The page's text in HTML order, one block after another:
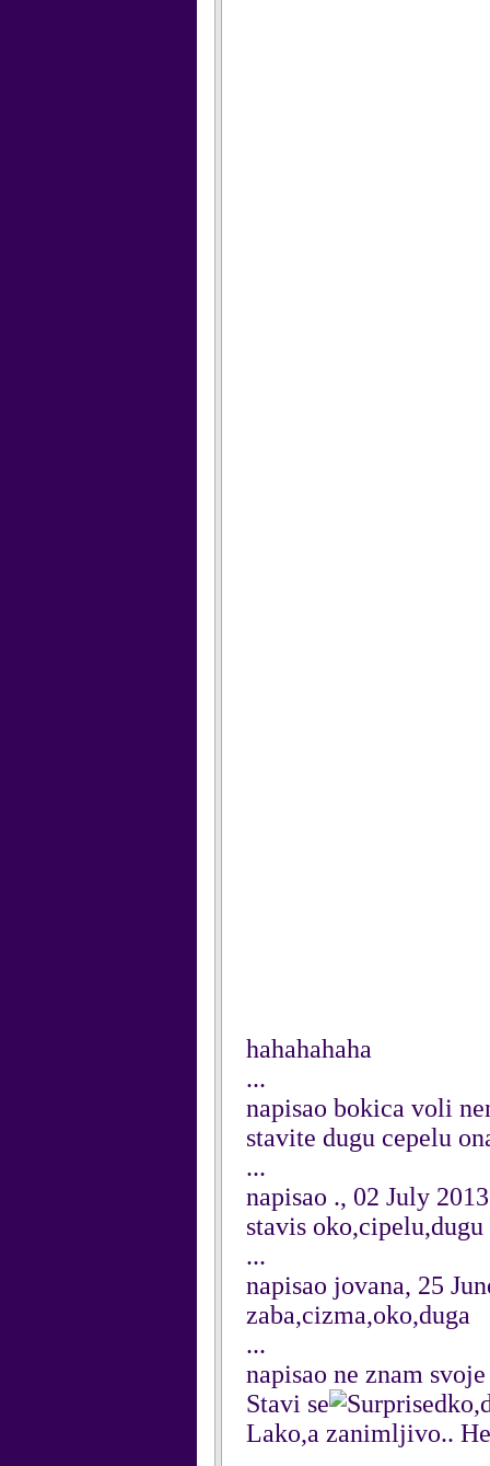
hahahahaha
...
napisao bokica voli
stavite dugu cepelu
...
napisao ., 02 July 2013
stavis
...
napisao jovana, 25
zaba,cizma,oko,duga
...
napisao ne znam
Stavi se
Lako,a zanimljivo..